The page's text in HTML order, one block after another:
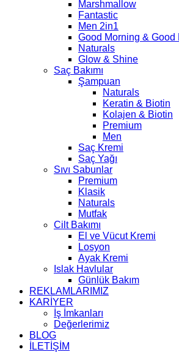
Marshmallow
Fantastic
Men 2in1
Good Morning & Good
Naturals
Glow & Shine
Saç Bakımı
Şampuan
Naturals
Keratin & Biotin
Kolajen & Biotin
Premium
Men
Saç Kremi
Saç Yağı
Sıvı Sabunlar
Premium
Klasik
Naturals
Mutfak
Cilt Bakımı
El ve Vücut Kremi
Losyon
Ayak Kremi
Islak Havlular
Günlük Bakım
REKLAMLARIMIZ
KARİYER
İş İmkanları
Değerlerimiz
BLOG
İLETİŞİM